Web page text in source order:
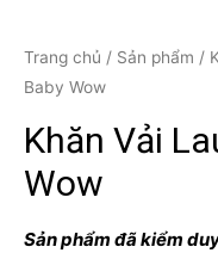
Trang chủ / Sản phẩm /
Baby Wow
Khăn Vải
Wow
Sản phẩm đã kiểm